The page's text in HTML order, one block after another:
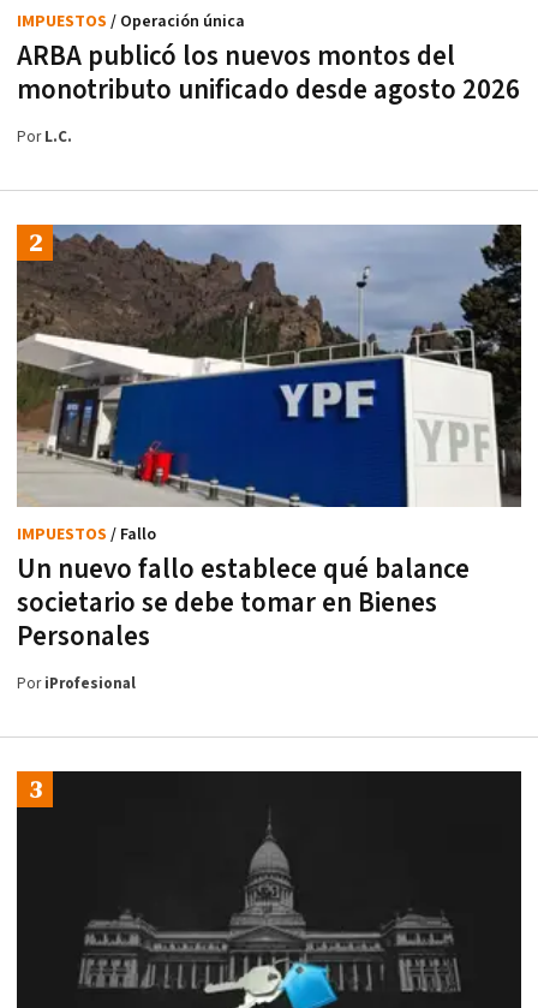
ARBA publicó los nuevos montos del
monotributo unificado desde agosto 2026
IMPUESTOS / Operación única
PorL.C.
Un nuevo fallo establece qué balance
societario se debe tomar en Bienes
Personales
IMPUESTOS / Fallo
PoriProfesional